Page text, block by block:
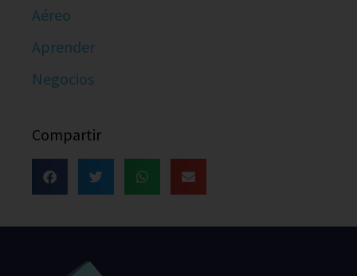
Aéreo
Aprender
Negocios
Compartir